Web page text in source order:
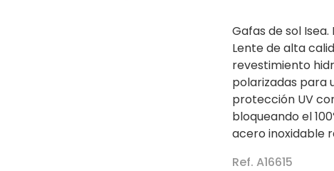
Gafas de sol
Lente de alta
revestimiento
polarizadas para
protección UV
bloqueando el
acero inoxidable
Ref. A16615